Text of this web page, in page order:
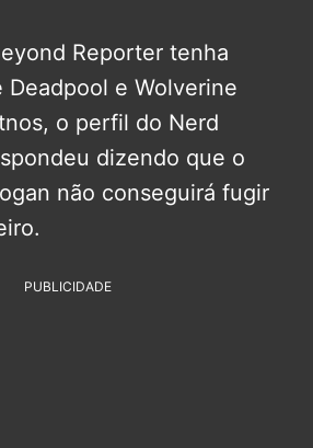
Reporter tenha
e Wolverine
o perfil do Nerd
dizendo que o
não conseguirá fugir
PUBLICIDADE